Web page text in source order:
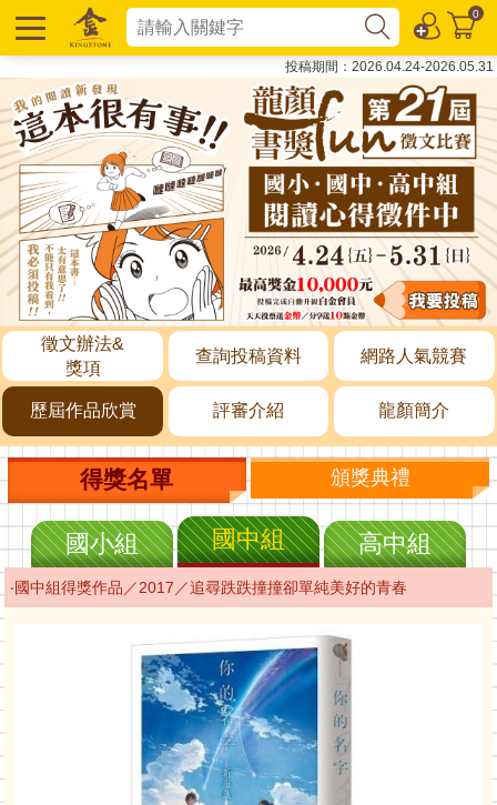
0
投稿期間：2026.04.24-2026.05.31
徵文辦法&
獎項
查詢投稿資料 網路人氣競賽
歷屆作品欣賞 評審介紹 龍顏簡介
得獎名單 頒獎典禮
國小組 國中組 高中組
‧國中組得獎作品／2017／追尋跌跌撞撞卻單純美好的青春